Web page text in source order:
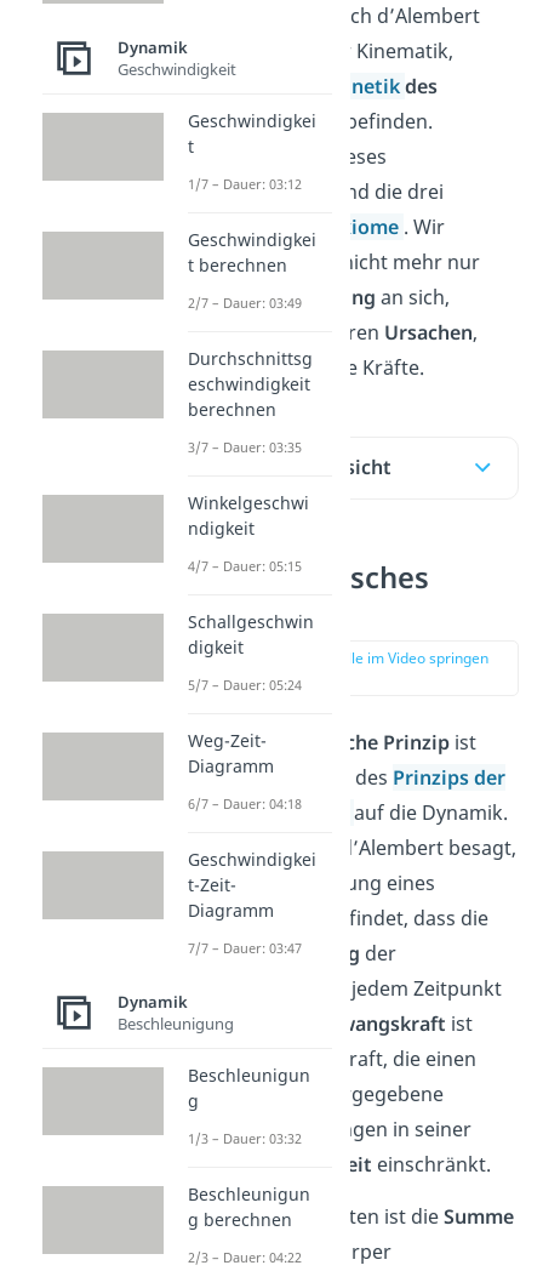
Gleichgewicht nach d’Alembert
nicht mehr in der Kinematik,
sondern in der
Kinetikdes
Massenpunktes
befinden.
Grundlage für dieses
Themengebiet sind die drei
Newtonschen Axiome . Wir
betrachten also nicht mehr nur
noch dieBewegung an sich,
sondern auch deren Ursachen,
beispielsweise die Kräfte.
Inhaltsübersicht
D’Alembertsches
Prinzip
zur Stelle im Video springen
(00:20)
Dasd’Alembertsche Prinzipist
eine Erweiterung des Prinzips der
virtuellen Arbeit auf die Dynamik.
Das Prinzip von d’Alembert besagt,
dass eine Bewegung eines
Objektes so stattfindet, dass die
virtuelle Leistung der
Zwangskräfte zu jedem Zeitpunkt
nullwird. Eine Zwangskraft ist
dabei diejenige Kraft, die einen
Körper durch vorgegebene
Zwangsbedingungen in seiner
Bewegungsfreiheit einschränkt.
Mit anderen Worten ist dieSumme
aller an einem Körper
Dynamik
Geschwindigkeit
Geschwindigkei
t
1/7 – Dauer: 03:12
Geschwindigkei
t berechnen
2/7 – Dauer: 03:49
Durchschnittsg
eschwindigkeit
berechnen
3/7 – Dauer: 03:35
Winkelgeschwi
ndigkeit
4/7 – Dauer: 05:15
Schallgeschwin
digkeit
5/7 – Dauer: 05:24
Weg-Zeit-
Diagramm
6/7 – Dauer: 04:18
Geschwindigkei
t-Zeit-
Diagramm
7/7 – Dauer: 03:47
Dynamik
Beschleunigung
Beschleunigun
g
1/3 – Dauer: 03:32
Beschleunigun
g berechnen
2/3 – Dauer: 04:22